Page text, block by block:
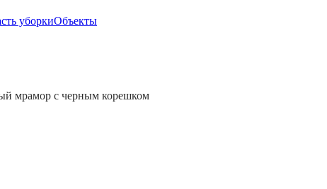
уборкиОбъекты
мрамор с черным корешком